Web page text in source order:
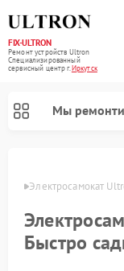
FIX-ULTRON
Ремонт устройств Ultron
Специализированный
cервисный центр г.Иркутск
Мы
Электросамокат
Быстро